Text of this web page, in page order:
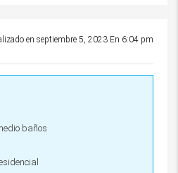
en septiembre 5, 2023 En 6:04 pm
baños